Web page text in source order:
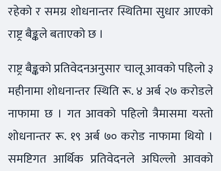
रहेको र समग्र शोधनान्तर स्थितिमा सुधार आएको
राष्ट्र बैङ्कले बताएको छ ।
राष्ट्र बैङ्कको प्रतिवेदनअनुसार चालू आवको पहिलो ३
महीनामा शोधनान्तर स्थिति रू. ४ अर्ब २७ करोडले
नाफामा छ । गत आवको पहिलो त्रैमासमा यस्तो
शोधनान्तर रू. १९ अर्ब ७० करोड नाफामा थियो ।
समष्टिगत आर्थिक प्रतिवेदनले अघिल्लो आवको